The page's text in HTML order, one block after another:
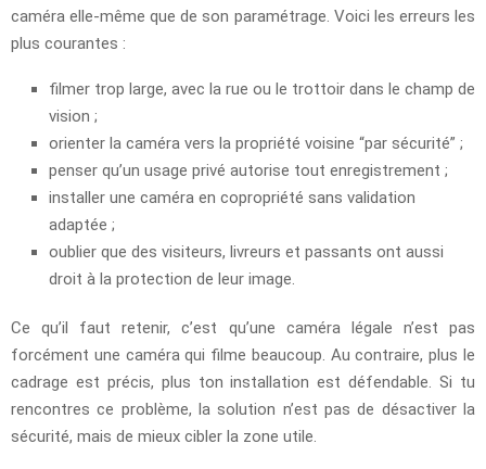
caméra elle-même que de son paramétrage. Voici les erreurs les
plus courantes :
filmer trop large, avec la rue ou le trottoir dans le champ de
vision ;
orienter la caméra vers la propriété voisine “par sécurité” ;
penser qu’un usage privé autorise tout enregistrement ;
installer une caméra en copropriété sans validation
adaptée ;
oublier que des visiteurs, livreurs et passants ont aussi
droit à la protection de leur image.
Ce qu’il faut retenir, c’est qu’une caméra légale n’est pas
forcément une caméra qui filme beaucoup. Au contraire, plus le
cadrage est précis, plus ton installation est défendable. Si tu
rencontres ce problème, la solution n’est pas de désactiver la
sécurité, mais de mieux cibler la zone utile.